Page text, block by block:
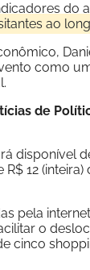
do
ao
como
de
disponível
12
pela
o